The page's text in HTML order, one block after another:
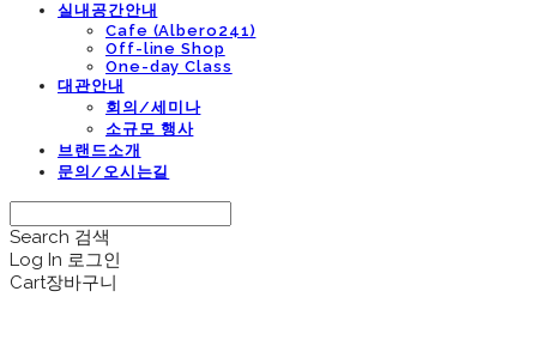
실내공간안내
Cafe (Albero241)
Off-line Shop
One-day Class
대관안내
회의/세미나
소규모 행사
브랜드소개
문의/오시는길
Search 검색
Log In 로그인
Cart장바구니